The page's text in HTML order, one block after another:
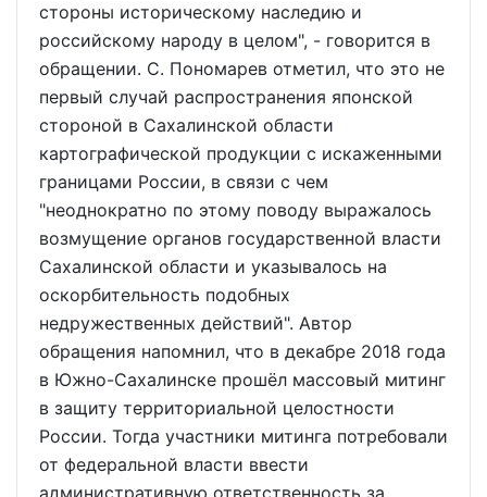
стороны историческому наследию и
российскому народу в целом", - говорится в
обращении. С. Пономарев отметил, что это не
первый случай распространения японской
стороной в Сахалинской области
картографической продукции с искаженными
границами России, в связи с чем
"неоднократно по этому поводу выражалось
возмущение органов государственной власти
Сахалинской области и указывалось на
оскорбительность подобных
недружественных действий". Автор
обращения напомнил, что в декабре 2018 года
в Южно-Сахалинске прошёл массовый митинг
в защиту территориальной целостности
России. Тогда участники митинга потребовали
от федеральной власти ввести
административную ответственность за